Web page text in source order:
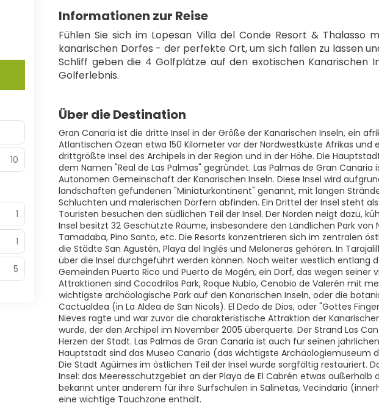
Informationen zur Reise
Fühlen Sie sich im Lopesan Villa del Conde Resort & Thalasso
kanarischen Dorfes - der perfekte Ort, um sich fallen zu lassen
Schliff geben die 4 Golfplätze auf den exotischen Kanarischen
Golferlebnis.
Über die Destination
Gran Canaria ist die dritte Insel in der Größe der Kanarischen Inseln, ein
Atlantischen Ozean etwa 150 Kilometer vor der Nordwestküste Afrikas
drittgrößte Insel des Archipels in der Region und in der Höhe. Die
dem Namen "Real de Las Palmas" gegründet. Las Palmas de Gran
Autonomen Gemeinschaft der Kanarischen Inseln. Diese Insel wird
landschaften gefundenen "Miniaturkontinent" genannt, mit langen
Schluchten und malerischen Dörfern abfinden. Ein Drittel der Insel steht
Touristen besuchen den südlichen Teil der Insel. Der Norden neigt dazu,
Insel besitzt 32 Geschützte Räume, insbesondere den Ländlichen Park
Tamadaba, Pino Santo, etc. Die Resorts konzentrieren sich im zentralen
die Städte San Agustén, Playa del Inglés und Meloneras gehören. In
über die Insel durchgeführt werden können. Noch weiter westlich entlang
Gemeinden Puerto Rico und Puerto de Mogén, ein Dorf, das wegen seiner
Attraktionen sind Cocodrilos Park, Roque Nublo, Cenobio de Valerén mit
wichtigste archäologische Park auf den Kanarischen Inseln, oder die
Cactualdea (in La Aldea de San Nicols). El Dedo de Dios, oder "Gottes
Nieves ragte und war zuvor die charakteristische Attraktion der
wurde, der den Archipel im November 2005 überquerte. Der Strand Las
Herzen der Stadt. Las Palmas de Gran Canaria ist auch für seinen
Hauptstadt sind das Museo Canario (das wichtigste Archäologiemuseum
Die Stadt Agüimes im östlichen Teil der Insel wurde sorgfältig restauriert.
Insel: das Meeresschutzgebiet an der Playa de El Cabrén etwas
bekannt unter anderem für ihre Surfschulen in Salinetas, Vecindario
eine wichtige Tauchzone enthält.
10
1
1
5